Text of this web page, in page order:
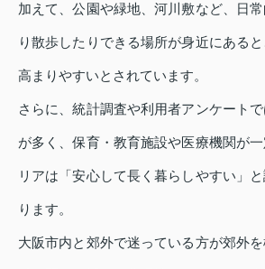
加えて、公園や緑地、河川敷など、日
り散歩したりできる場所が身近にある
高まりやすいとされています。
さらに、統計調査や利用者アンケート
が多く、保育・教育施設や医療機関が
リアは「安心して長く暮らしやすい」
ります。
大阪市内と郊外で迷っている方が郊外